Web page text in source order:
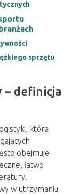
sprzętu
– definicja
która
obejmuje
łatwo
w utrzymaniu